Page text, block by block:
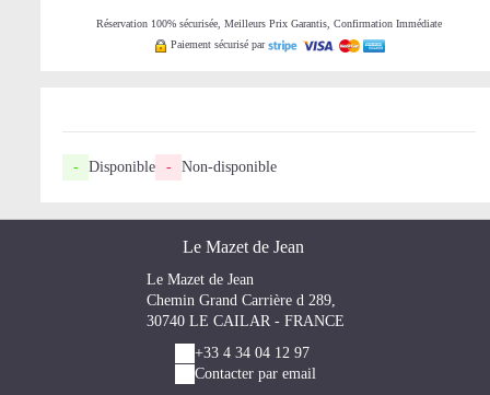
Réservation 100% sécurisée, Meilleurs Prix Garantis, Confirmation Immédiate
Paiement sécurisé par
- Disponible - Non-disponible
Le Mazet de Jean
Le Mazet de Jean
Chemin Grand Carrière d 289,
30740 LE CAILAR - FRANCE
+33 4 34 04 12 97
Contacter par email